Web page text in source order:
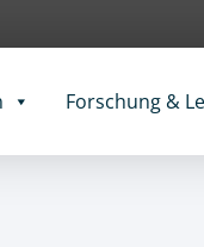
Forschung &